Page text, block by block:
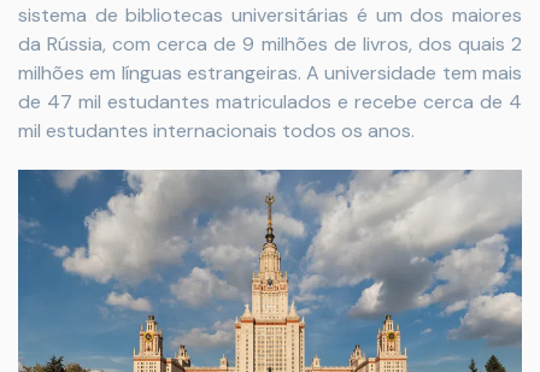
sistema de bibliotecas universitárias é um dos maiores
da Rússia, com cerca de 9 milhões de livros, dos quais 2
milhões em línguas estrangeiras. A universidade tem mais
de 47 mil estudantes matriculados e recebe cerca de 4
mil estudantes internacionais todos os anos.